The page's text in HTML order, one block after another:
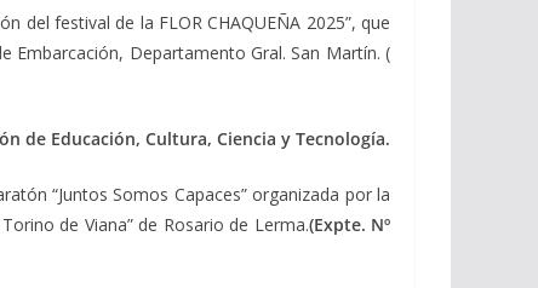
del festival de la FLOR CHAQUEÑA 2025”, que
Embarcación, Departamento Gral. San Martín. (
de Educación, Cultura, Ciencia y Tecnología.
“Juntos Somos Capaces” organizada por la
de Viana” de Rosario de Lerma.(Expte. Nº